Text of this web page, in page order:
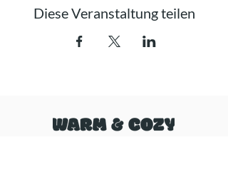
Diese Veranstaltung teilen